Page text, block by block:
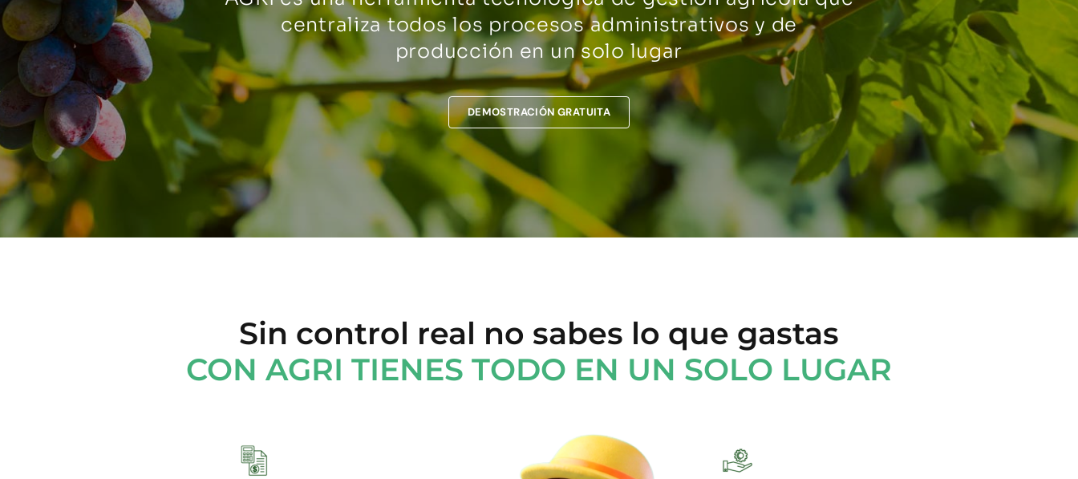
centraliza todos los procesos administrativos y de
producción en un solo lugar
DEMOSTRACIÓN GRATUITA
Sin control real no sabes lo que gastas
CON AGRI TIENES TODO EN UN SOLO LUGAR